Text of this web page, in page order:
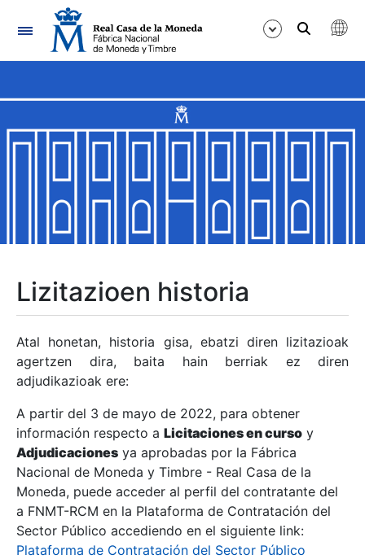
Nabigazioa
Erakutsi/Ezkutatu
Erakutsi/Ezkutatu
Erakutsi/Ezkutatu
Erakutsi/Ezkutatu
Erakutsi/Ezkutatu
Erakutsi/Ezkutatu
Erakutsi/Ezkutatu
Lizitazioen historia
Atal honetan, historia gisa, ebatzi diren lizitazioak
agertzen dira, baita hain berriak ez diren
adjudikazioak ere:
A partir del 3 de mayo de 2022, para obtener
información respecto a Licitaciones en curso y
Adjudicaciones ya aprobadas por la Fábrica
Nacional de Moneda y Timbre - Real Casa de la
Moneda, puede acceder al perfil del contratante del
a FNMT-RCM en la Plataforma de Contratación del
Sector Público accediendo en el siguiente link:
Plataforma de Contratación del Sector Público